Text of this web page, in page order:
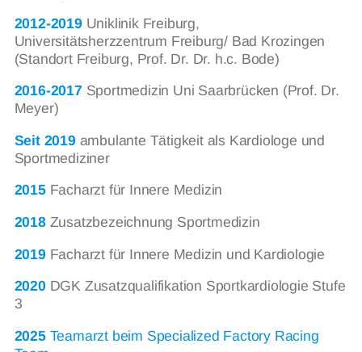
2012-2019Uniklinik Freiburg,
Universitätsherzzentrum Freiburg/ Bad Krozingen
(Standort Freiburg, Prof. Dr. Dr. h.c. Bode)
2016-2017 Sportmedizin Uni Saarbrücken (Prof. Dr.
Meyer)
Seit 2019ambulante Tätigkeit als Kardiologe und
Sportmediziner
2015 Facharzt für Innere Medizin
2018 Zusatzbezeichnung Sportmedizin
2019 Facharzt für Innere Medizin und Kardiologie
2020 DGK Zusatzqualifikation Sportkardiologie Stufe
3
2025 Teamarzt beim Specialized Factory Racing